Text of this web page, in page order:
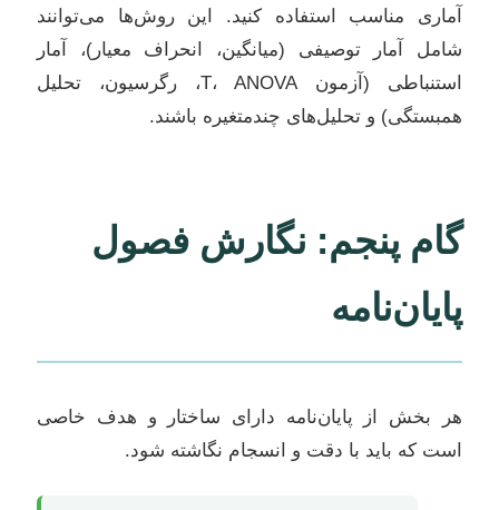
آماری مناسب استفاده کنید. این روش‌ها می‌توانند
شامل آمار توصیفی (میانگین، انحراف معیار)، آمار
استنباطی (آزمون T، ANOVA، رگرسیون، تحلیل
همبستگی) و تحلیل‌های چندمتغیره باشند.
گام پنجم: نگارش فصول
پایان‌نامه
هر بخش از پایان‌نامه دارای ساختار و هدف خاصی
است که باید با دقت و انسجام نگاشته شود.